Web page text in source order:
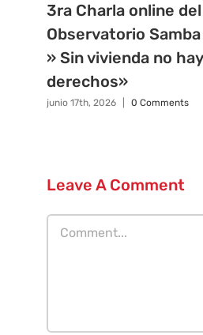
3ra Charla online del
Observatorio
» Sin vivienda no hay
derechos»
junio 17th, 2026 0 Comments
Leave A Comment
Comment